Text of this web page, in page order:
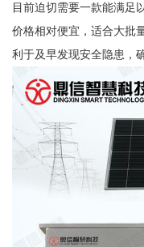
目前迫切需要一款能满足
价格相对便宜，适合大批
利于及早发现安全隐患，